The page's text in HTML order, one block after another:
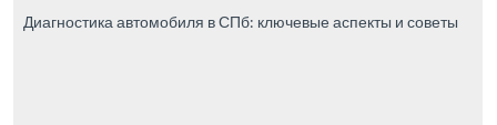
Диагностика автомобиля в СПб: ключевые аспекты и советы